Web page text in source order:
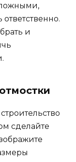
и
сделайте